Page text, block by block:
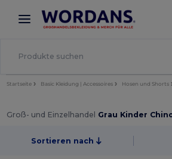
× Wordans App
Bessere Preise in der App!
Startseite Basic Kleidung | Accessoires Hosen und Shorts
Groß- und Einzelhandel Grau Kinder
Sortieren nach